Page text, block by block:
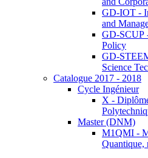
GD-IOT -
and
GD-SCUP
Policy
GD-
Science
Catalogue 2017 - 2018
Cycle Ingénieur
X -
Master (DNM)
M1QMI -
Quantique,